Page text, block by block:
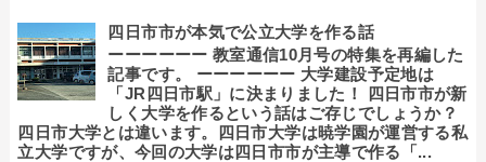
四日市市が本気で公立大学を作る話
ーーーーーー 教室通信10月号の特集を再編した
記事です。 ーーーーーー 大学建設予定地は
「JR四日市駅」に決まりました！ 四日市市が新
しく大学を作るという話はご存じでしょうか？
四日市大学とは違います。四日市大学は暁学園が運営する私
立大学ですが、今回の大学は四日市市が主導で作る「...